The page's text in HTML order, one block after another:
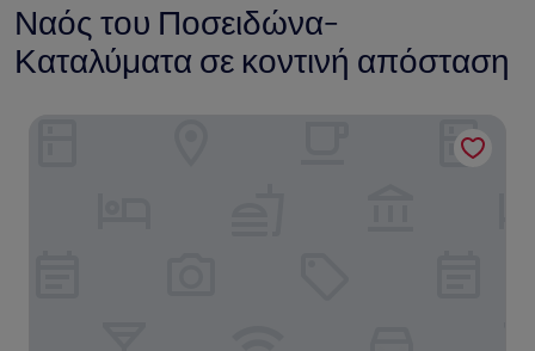
Ναός του Ποσειδώνα-
Καταλύματα σε κοντινή απόσταση